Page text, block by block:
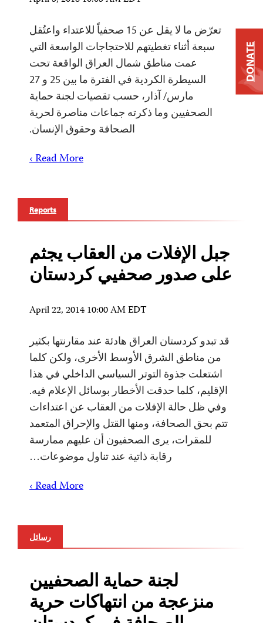
تعرّض ما لا يقل عن 15 صحفياً للاعتداء واعتُقل
سبعة أثناء تغطيتهم للاحتجاجات الواسعة التي
عمت مناطق شمال العراق الواقعة تحت
السيطرة الكردية في الفترة ما بين 25 و 27
مارس/ آذار، حسب تقصيات لجنة حماية
الصحفيين وما ذكرته جماعات مناصرة لحرية
الصحافة وحقوق الإنسان.
Read More ›
Reports
جبل الإفلات من العقاب يجثم
على صدور صحفيي كردستان
April 22, 2014 10:00 AM EDT
قد تبدو كردستان العراق هادئة عند مقارنتها بكثير
من مناطق الشرق الأوسط الأخرى، ولكن كلما
اشتعلت جذوة التوتر السياسي الداخلي في هذا
الإقليم، كلما حدقت الأخطار بوسائل الإعلام فيه.
وفي ظل حالة الإفلات من العقاب عن اعتداءات
تتم بحق الصحافة، ومنها القتل والإحراق المتعمد
للمقرات، يرى الصحفيون أن عليهم ممارسة
رقابة ذاتية عند تناول موضوعات…
Read More ›
رسائل
لجنة حماية الصحفيين
منزعجة من انتهاكات حرية
DONATE